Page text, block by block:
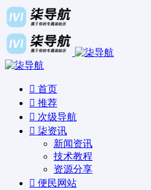
首页
推荐
次级导航
柒资讯
新闻资讯
技术教程
资源分享
便民网站